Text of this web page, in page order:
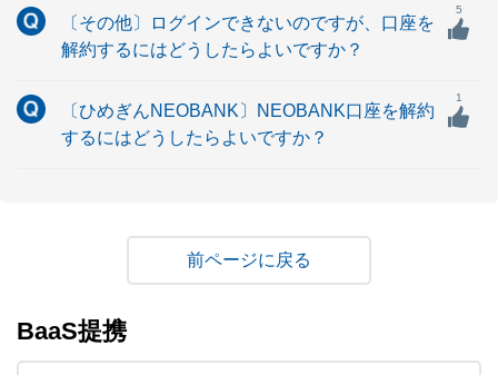
〔その他〕ログインできないのですが、口座を
解約するにはどうしたらよいですか？
5
〔ひめぎんNEOBANK〕NEOBANK口座を解約
するにはどうしたらよいですか？
1
戻る
BaaS提携